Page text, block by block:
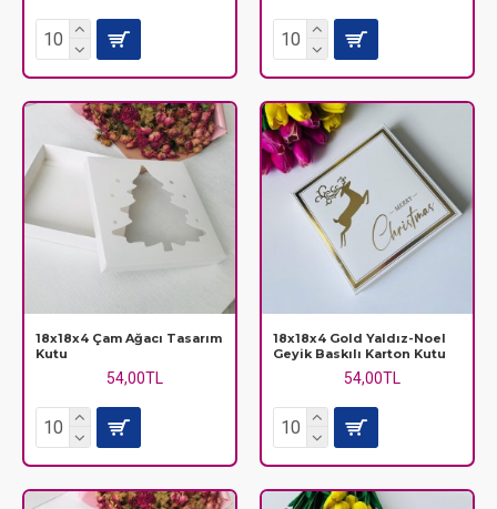
18x18x4 Çam Ağacı Tasarım
Kutu
54,00TL
18x18x4 Gold Yaldız-Noel
Geyik Baskılı Karton Kutu
54,00TL